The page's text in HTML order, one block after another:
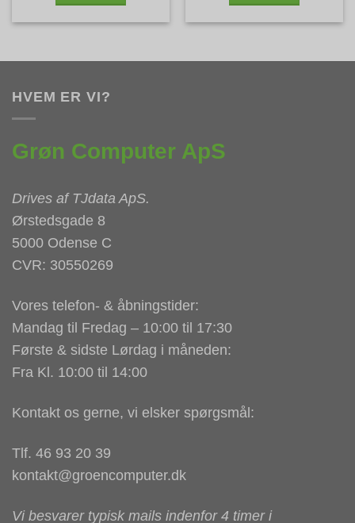
HVEM ER VI?
Grøn Computer ApS
Drives af TJdata ApS.
Ørstedsgade 8
5000 Odense C
CVR: 30550269
Vores telefon- & åbningstider:
Mandag til Fredag – 10:00 til 17:30
Første & sidste Lørdag i måneden:
Fra Kl. 10:00 til 14:00
Kontakt os gerne, vi elsker spørgsmål:
Tlf. 46 93 20 39
kontakt@groencomputer.dk
Vi besvarer typisk mails indenfor 4 timer i